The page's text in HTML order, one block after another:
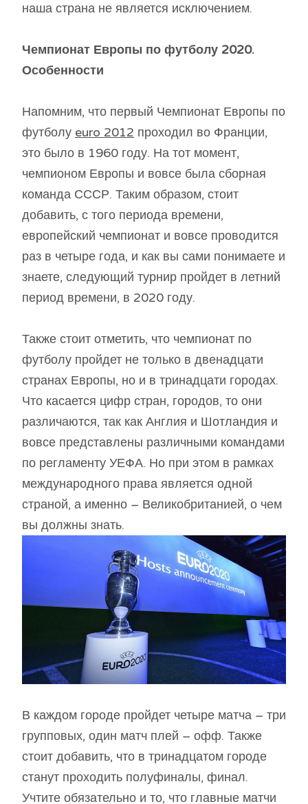
наша страна не является исключением.
Чемпионат Европы по футболу 2020.
Особенности
Напомним, что первый Чемпионат Европы по
футболу euro 2012 проходил во Франции,
это было в 1960 году. На тот момент,
чемпионом Европы и вовсе была сборная
команда СССР. Таким образом, стоит
добавить, с того периода времени,
европейский чемпионат и вовсе проводится
раз в четыре года, и как вы сами понимаете и
знаете, следующий турнир пройдет в летний
период времени, в 2020 году.
Также стоит отметить, что чемпионат по
футболу пройдет не только в двенадцати
странах Европы, но и в тринадцати городах.
Что касается цифр стран, городов, то они
различаются, так как Англия и Шотландия и
вовсе представлены различными командами
по регламенту УЕФА. Но при этом в рамках
международного права является одной
страной, а именно – Великобританией, о чем
вы должны знать.
В каждом городе пройдет четыре матча – три
групповых, один матч плей – офф. Также
стоит добавить, что в тринадцатом городе
станут проходить полуфиналы, финал.
Учтите обязательно и то, что главные матчи